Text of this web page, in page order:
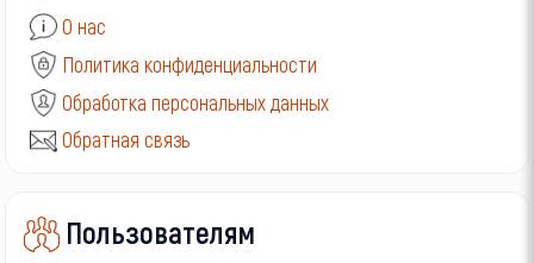
О нас
Политика конфиденциальности
Обработка персональных данных
Обратная связь
Пользователям